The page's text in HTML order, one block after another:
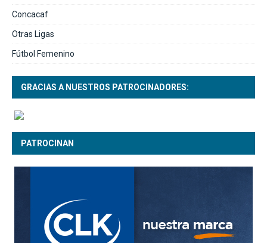
Concacaf
Otras Ligas
Fútbol Femenino
GRACIAS A NUESTROS PATROCINADORES:
PATROCINAN